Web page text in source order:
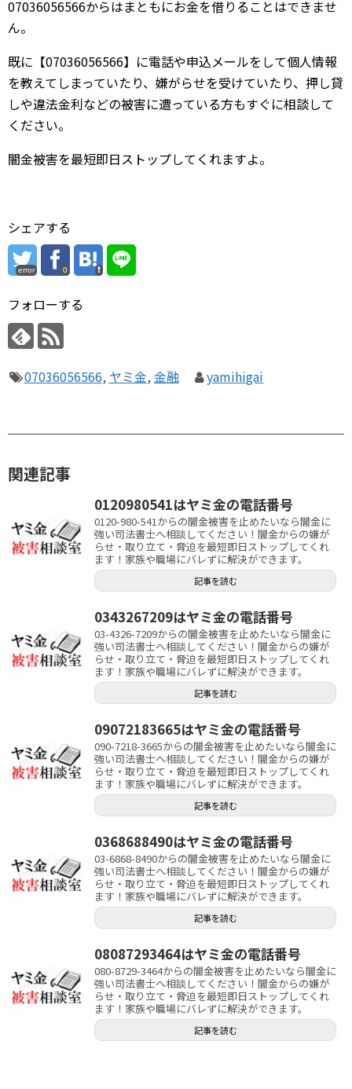
07036056566からはまともにお金を借りることはできませ
ん。
既に【07036056566】に電話や申込メールをして個人情報
を教えてしまっていたり、嫌がらせを受けていたり、押し貸
しや違法金利などの被害に遭っている方もすぐに相談して
ください。
闇金被害を最短即日ストップしてくれますよ。
シェアする
error 0
フォローする
07036056566, ヤミ金, 金融 yamihigai
関連記事
0120980541はヤミ金の電話番号
0120-980-541からの闇金被害を止めたいなら闇金に
強い司法書士へ相談してください！闇金からの嫌が
らせ・取り立て・脅迫を最短即日ストップしてくれ
ます！家族や職場にバレずに解決ができます。
記事を読む
0343267209はヤミ金の電話番号
03-4326-7209からの闇金被害を止めたいなら闇金に
強い司法書士へ相談してください！闇金からの嫌が
らせ・取り立て・脅迫を最短即日ストップしてくれ
ます！家族や職場にバレずに解決ができます。
記事を読む
09072183665はヤミ金の電話番号
090-7218-3665からの闇金被害を止めたいなら闇金に
強い司法書士へ相談してください！闇金からの嫌が
らせ・取り立て・脅迫を最短即日ストップしてくれ
ます！家族や職場にバレずに解決ができます。
記事を読む
0368688490はヤミ金の電話番号
03-6868-8490からの闇金被害を止めたいなら闇金に
強い司法書士へ相談してください！闇金からの嫌が
らせ・取り立て・脅迫を最短即日ストップしてくれ
ます！家族や職場にバレずに解決ができます。
記事を読む
08087293464はヤミ金の電話番号
080-8729-3464からの闇金被害を止めたいなら闇金に
強い司法書士へ相談してください！闇金からの嫌が
らせ・取り立て・脅迫を最短即日ストップしてくれ
ます！家族や職場にバレずに解決ができます。
記事を読む